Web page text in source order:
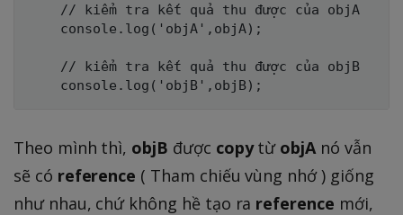
    // kiểm tra kết quả thu được của objA
    console.log('objA',objA);
    // kiểm tra kết quả thu được của objB
Theo mình thì, objB được copytừ objAnó vẫn
sẽ có reference ( Tham chiếu vùng nhớ ) giống
như nhau, chứ không hề tạo ra reference mới,